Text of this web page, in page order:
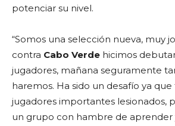
potenciar su nivel.
“Somos una selección nueva, muy
contra Cabo Verde hicimos
jugadores, mañana seguramente
haremos. Ha sido un desafío ya
jugadores importantes lesionados,
un grupo con hambre de aprender